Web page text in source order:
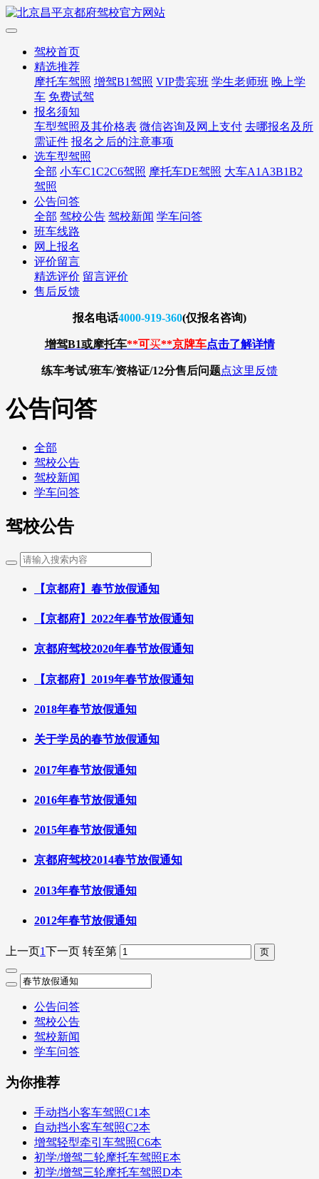
驾校首页
精选推荐
摩托车驾照 增驾B1驾照 VIP贵宾班 学生老师班 晚上学
车 免费试驾
报名须知
车型驾照及其价格表 微信咨询及网上支付 去哪报名及所
需证件 报名之后的注意事项
选车型驾照
全部 小车C1C2C6驾照 摩托车DE驾照 大车A1A3B1B2
驾照
公告问答
全部 驾校公告 驾校新闻 学车问答
班车线路
网上报名
评价留言
精选评价 留言评价
售后反馈
报名电话4000-919-360(仅报名咨询)
增驾B1或摩托车**可买**京牌车点击了解详情
练车考试/班车/资格证/12分售后问题点这里反馈
公告问答
全部
驾校公告
驾校新闻
学车问答
驾校公告
【京都府】春节放假通知
【京都府】2022年春节放假通知
京都府驾校2020年春节放假通知
【京都府】2019年春节放假通知
2018年春节放假通知
关于学员的春节放假通知
2017年春节放假通知
2016年春节放假通知
2015年春节放假通知
京都府驾校2014春节放假通知
2013年春节放假通知
2012年春节放假通知
上一页1下一页 转至第
公告问答
驾校公告
驾校新闻
学车问答
为你推荐
手动挡小客车驾照C1本
自动挡小客车驾照C2本
增驾轻型牵引车驾照C6本
初学/增驾二轮摩托车驾照E本
初学/增驾三轮摩托车驾照D本